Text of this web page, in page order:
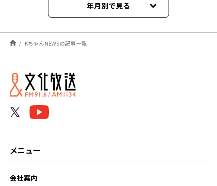
年月別で見る
2024年03月
2024年02月
2024年01月
KちゃんNEWSの記事一覧
メニュー
会社案内